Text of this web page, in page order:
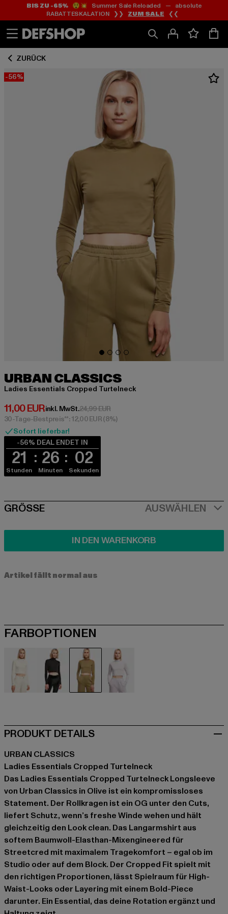
Zum
Inhalt
springen
Zum
Fußzeile
springen
BIS ZU -65%😲💥 Summer Sale Reloaded — absolute
RABATTESKALATION ❯❯ ZUM SALE ❮❮
ZURÜCK
-56%
URBAN CLASSICS
Ladies Essentials Cropped Turtelneck
11,00 EUR
Derzeitiger Preis: 11,00 EUR
inkl. MwSt.24,99 EURAktionspreis: 24,99 EUR
30-Tage-Bestpreis**: 12,00 EUR(8%)
Sofort lieferbar!
-56% DEAL ENDET IN
21
Stunden
26
Minuten
01
Sekunden
SIZE
GRÖSSE AUSWÄHLEN
IN DEN WARENKORB
Artikel fällt normal aus
FARBOPTIONEN
PRODUKT DETAILS
URBAN CLASSICS
Ladies Essentials Cropped Turtelneck
Das Ladies Essentials Cropped Turtelneck Longsleeve
von Urban Classics in Olive ist ein kompromissloses
Statement. Der Rollkragen ist ein OG unter den Cuts,
liefert Schutz, wenn’s freshe Winde wehen und hält
gleichzeitig den Look clean. Das Langarmshirt aus
softem Baumwoll-Elasthan-Mixengineered für
Streetcred mit maximalem Tragekomfort – egal ob im
Studio oder auf dem Block. Der Cropped Fit spielt mit
den richtigen Proportionen, lässt Spielraum für High-
Waist-Looks oder Layering mit einem Bold-Piece
darunter. Ein Essential, das deine Rotation ergänzt und